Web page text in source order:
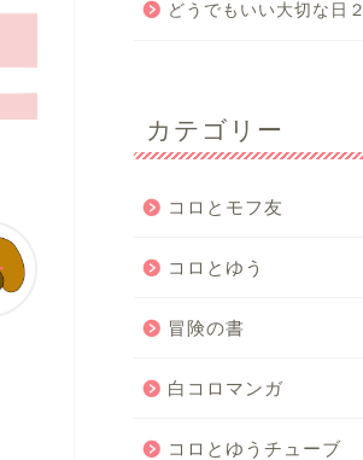
どうでもいい大切な日２
カテゴリー
コロとモフ友
コロとゆう
冒険の書
白コロマンガ
コロとゆうチューブ